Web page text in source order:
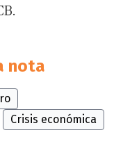
nota
Crisis económica